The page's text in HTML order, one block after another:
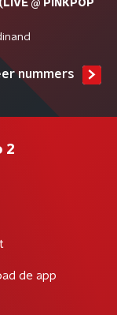
@ PINKPOP
nummers
2
de app